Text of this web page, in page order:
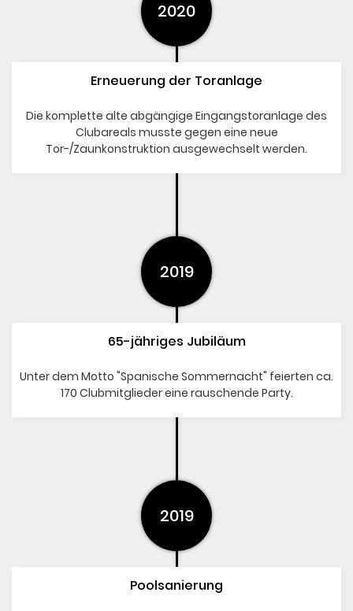
2020
Erneuerung der Toranlage
Die komplette alte abgängige Eingangstoranlage des
Clubareals musste gegen eine neue
Tor-/Zaunkonstruktion ausgewechselt werden.
2019
65-jähriges Jubiläum
Unter dem Motto "Spanische Sommernacht" feierten ca.
170 Clubmitglieder eine rauschende Party.
2019
Poolsanierung